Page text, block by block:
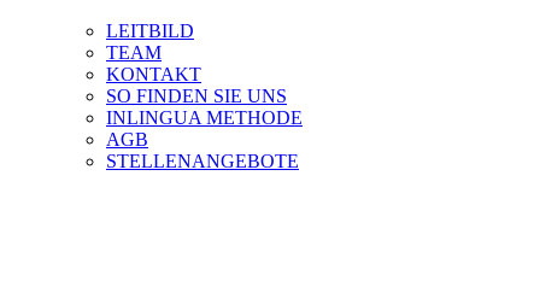
LEITBILD
TEAM
KONTAKT
SO FINDEN SIE UNS
INLINGUA METHODE
AGB
STELLENANGEBOTE